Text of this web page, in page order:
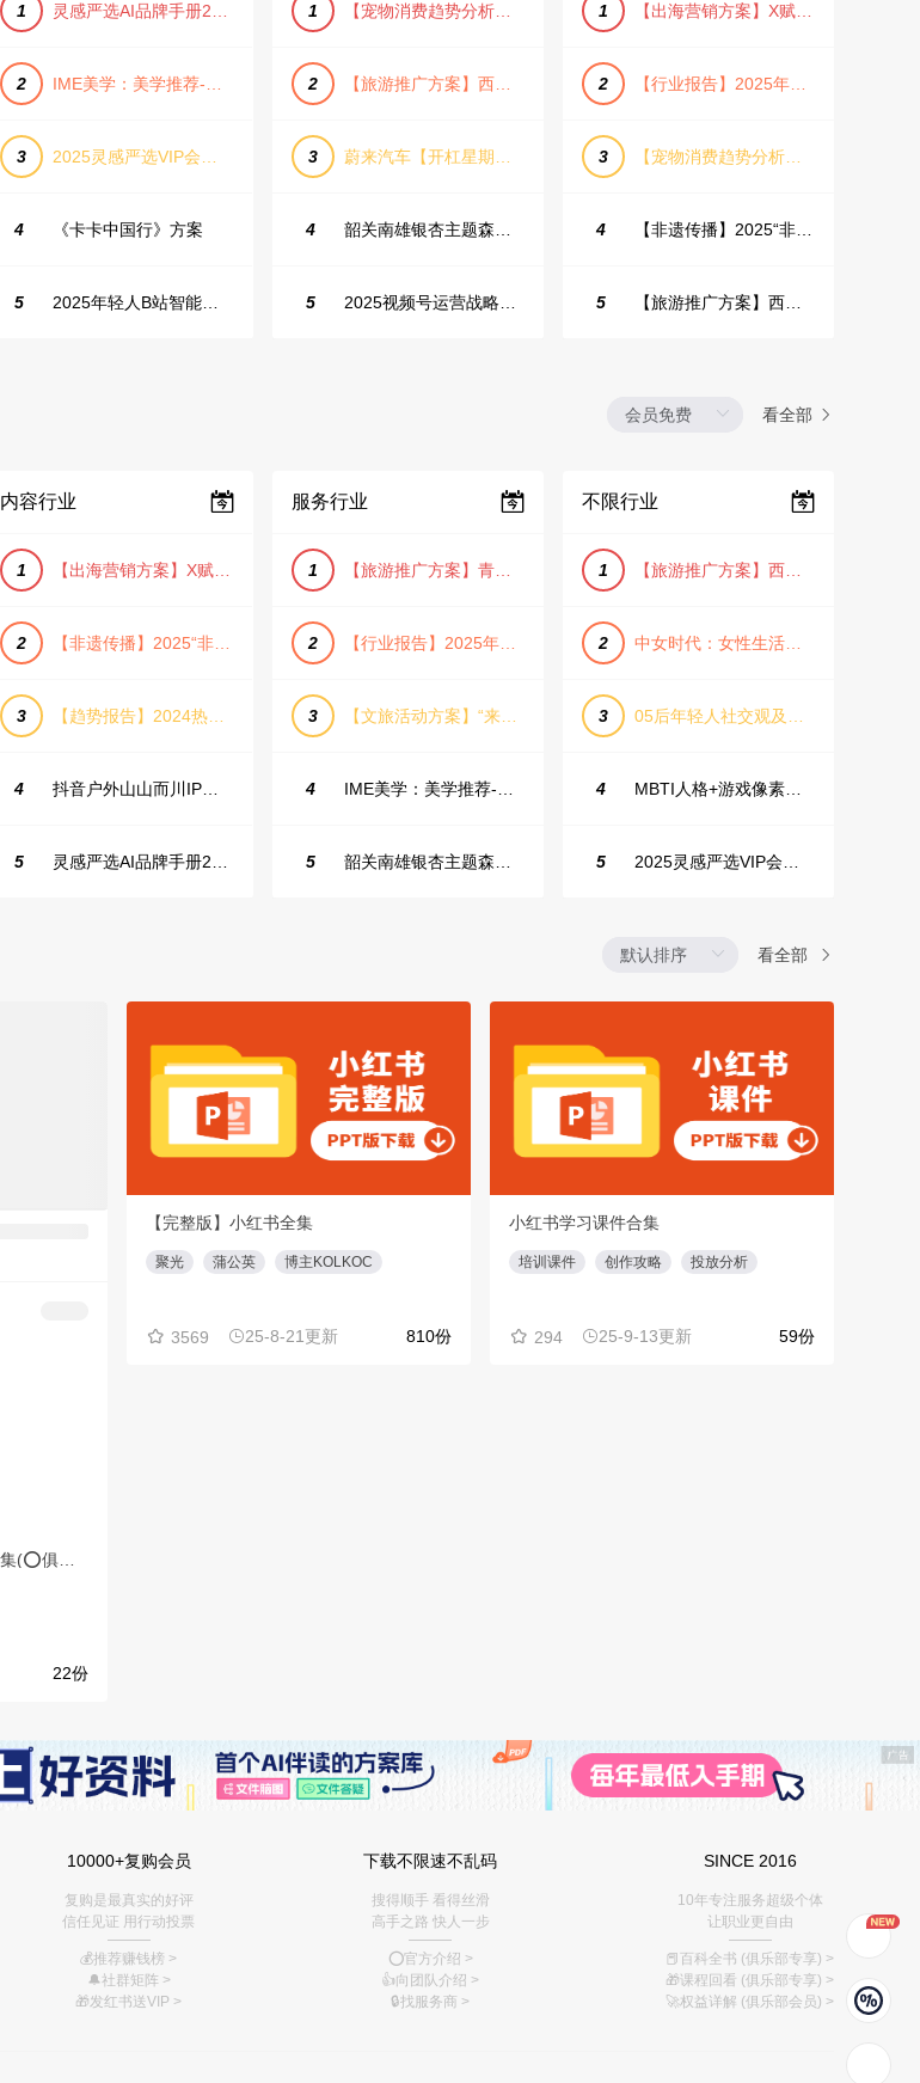
1 灵感严选AI品牌手册2025_9.0（下载原件更清晰）
2 IME美学：美学推荐-飞猪旅行春节营销通案
3 2025灵感严选VIP会员手册【向团队介绍/采购报销用】
4 《卡卡中国行》方案
5 2025年轻人B站智能生活家趋势报告
1 【宠物消费趋势分析方案】2025年宠物市场消费报告（创意风/橙色风/数据驱动）
2 【旅游推广方案】西安城市旅游介绍PPT（古风/文化/历史）
3 蔚来汽车【开杠星期三】栏目brief
4 韶关南雄银杏主题森林公园总体设计概念规划方案
5 2025视频号运营战略：数据驱动增长全景指南
1 【出海营销方案】X赋能全球决策链成就中国科技品牌2025年营销方案（PDF格式）
2 【行业报告】2025年Q1证券行业薪酬趋势分析
3 【宠物消费趋势分析方案】2025年宠物市场消费报告（创意风/橙色风/数据驱动）
4 【非遗传播】2025“非遗融入现代生活”互联网平台助力非遗传播与消费专题报告（PDF格式）
5 【旅游推广方案】西安城市旅游介绍PPT（古风/文化/历史）
看全部
内容行业
1 【出海营销方案】X赋能全球决策链成就中国科技品牌2025年营销方案（PDF格式）
2 【非遗传播】2025“非遗融入现代生活”互联网平台助力非遗传播与消费专题报告（PDF格式）
3 【趋势报告】2024热议话题人群新趋势分析
4 抖音户外山山而川IP整合营销方案
5 灵感严选AI品牌手册2025_9.0（下载原件更清晰）
服务行业
1 【旅游推广方案】青岛城市活力与山海魅力旅游推广方案（PPT格式）
2 【行业报告】2025年Q1证券行业薪酬趋势分析
3 【文旅活动方案】“来和月亮撞个满怀”文旅景区中秋露营音乐会团建拓展方案
4 IME美学：美学推荐-飞猪旅行春节营销通案
5 韶关南雄银杏主题森林公园总体设计概念规划方案
不限行业
1 【旅游推广方案】西安城市旅游介绍PPT（古风/文化/历史）
2 中女时代：女性生活方式及消费洞察
3 05后年轻人社交观及行为研究2025
4 MBTI人格+游戏像素风主题企业年会
5 2025灵感严选VIP会员手册【向团队介绍/采购报销用】
看全部
【完整版】小红书全集
聚光 蒲公英 博主KOLKOC
3569 25-8-21更新 810份
小红书学习课件合集
培训课件 创作攻略 投放分析
294 25-9-13更新 59份
10000+复购会员
复购是最真实的好评
信任见证 用行动投票
———
💰推荐赚钱榜 >
🔔社群矩阵>
🎁发红书送VIP >
下载不限速不乱码
搜得顺手 看得丝滑
高手之路 快人一步
———
⭕️官方介绍 >
👍向团队介绍 >
🔒找服务商 >
SINCE 2016
10年专注服务超级个体
让职业更自由
———
📕百科全书 (俱乐部专享) >
🎁课程回看 (俱乐部专享) >
🚀权益详解 (俱乐部会员) >